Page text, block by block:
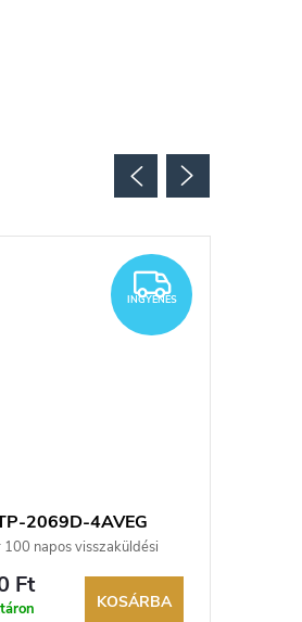
INGYENES
INGYENES
2069D-4AVEG
100 napos visszaküldési
Hivatalos márkakereskedő.
Ft
KOSÁRBA